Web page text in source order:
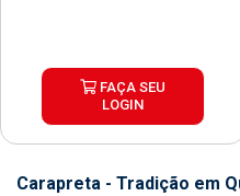
FAÇA SEU
LOGIN
Carapreta - Tradição em